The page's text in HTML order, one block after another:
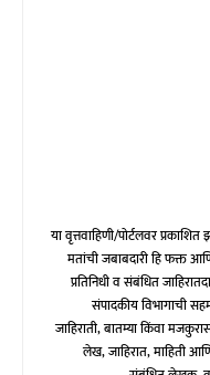
या वृत्तवाहिणी/पोर्टलवर
मतांची जबाबदारी हि फक्त
प्रतिनिधी व संबंधित
संपादकीय विभागाची
जाहिराती, बातम्या किंवा
लेख, जाहिरात, माहिती